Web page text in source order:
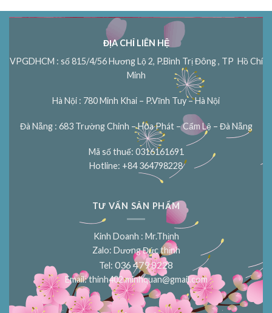
ĐỊA CHỈ LIÊN HỆ
VPGDHCM : số 815/4/56 Hương Lộ 2, P.Bình Trị Đông , TP Hồ Chí
Minh
Hà Nội : 780 Minh Khai – P.Vĩnh Tuy – Hà Nội
Đà Nẵng : 683 Trường Chinh – Hòa Phát – Cẩm Lệ – Đà Nẵng
Mã số thuế: 0316161691
Hotline: +84 364798228
TƯ VẤN SẢN PHẨM
Kinh Doanh : Mr.Thịnh
Zalo: Dương Đức thịnh
Tel: 036 479 8228
Email:thinh402.minhquan@gmail.com